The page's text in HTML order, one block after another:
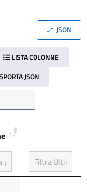
JSON
LISTA COLONNE
JSON